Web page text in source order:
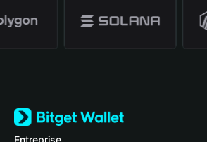
Entreprise